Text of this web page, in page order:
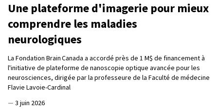
Une plateforme d'imagerie pour mieux
comprendre les maladies
neurologiques
La Fondation Brain Canada a accordé près de 1 M$ de financement à
l'initiative de plateforme de nanoscopie optique avancée pour les
neurosciences, dirigée par la professeure de la Faculté de médecine
Flavie Lavoie-Cardinal
— 3 juin 2026